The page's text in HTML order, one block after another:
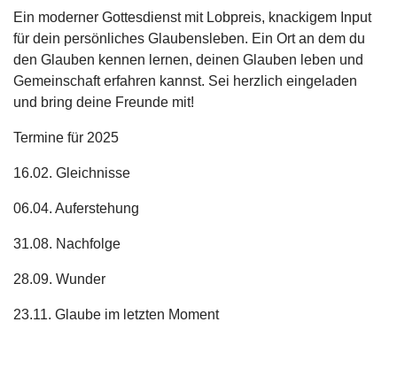
Ein moderner Gottesdienst mit Lobpreis, knackigem Input
für dein persönliches Glaubensleben. Ein Ort an dem du
den Glauben kennen lernen, deinen Glauben leben und
Gemeinschaft erfahren kannst. Sei herzlich eingeladen
und bring deine Freunde mit!
Termine für 2025
16.02. Gleichnisse
06.04. Auferstehung
31.08. Nachfolge
28.09. Wunder
23.11. Glaube im letzten Moment